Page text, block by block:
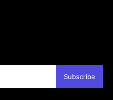
Subscribe